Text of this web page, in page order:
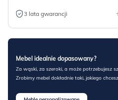
3 lata gwarancji
Mebel idealnie dopasowany?
Za wąski, za szeroki, a może potrzebujesz
Zrobimy mebel dokładnie taki, jakiego